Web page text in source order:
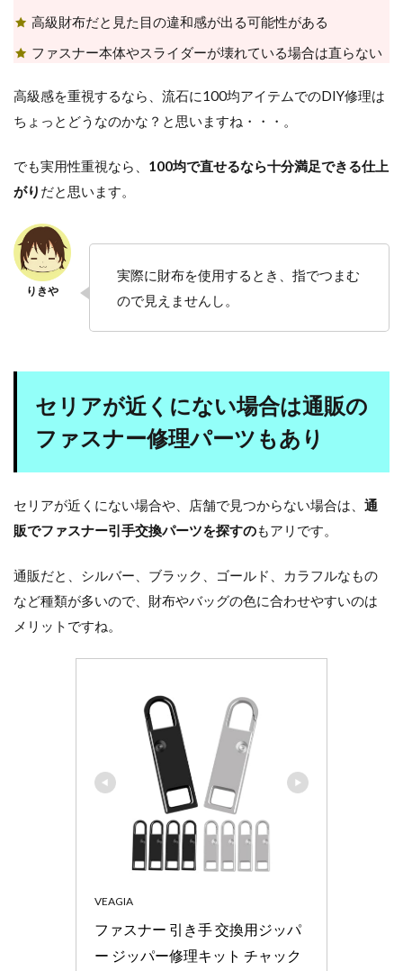
高級財布だと見た目の違和感が出る可能性がある
ファスナー本体やスライダーが壊れている場合は直らない
高級感を重視するなら、流石に100均アイテムでのDIY修理は
ちょっとどうなのかな？と思いますね・・・。
でも実用性重視なら、 100均で直せるなら十分満足できる仕上
がり だと思います。
実際に財布を使用するとき、指でつまむ
ので見えませんし。
セリアが近くにない場合は通販の
ファスナー修理パーツもあり
セリアが近くにない場合や、店舗で見つからない場合は、 通
販でファスナー引手交換パーツを探すのもアリです。
通販だと、シルバー、ブラック、ゴールド、カラフルなもの
など種類が多いので、財布やバッグの色に合わせやすいのは
メリットですね。
VEAGIA
ファスナー 引き手 交換用ジッパ
ー ジッパー修理キット チャック